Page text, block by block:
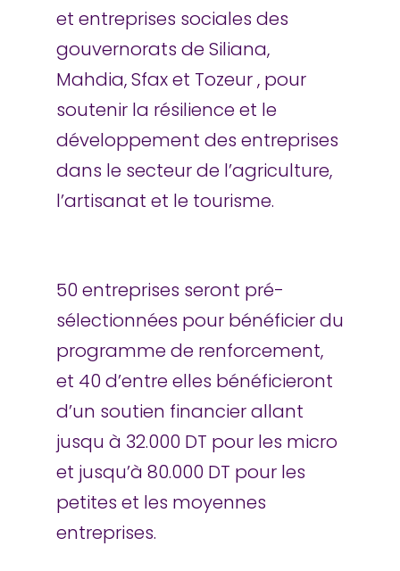
et entreprises sociales des
gouvernorats de Siliana,
Mahdia, Sfax et Tozeur , pour
soutenir la résilience et le
développement des entreprises
dans le secteur de l’agriculture,
l’artisanat et le tourisme.
50 entreprises seront pré-
sélectionnées pour bénéficier du
programme de renforcement,
et 40 d’entre elles bénéficieront
d’un soutien financier allant
jusqu à 32.000 DT pour les micro
et jusqu’à 80.000 DT pour les
petites et les moyennes
entreprises.